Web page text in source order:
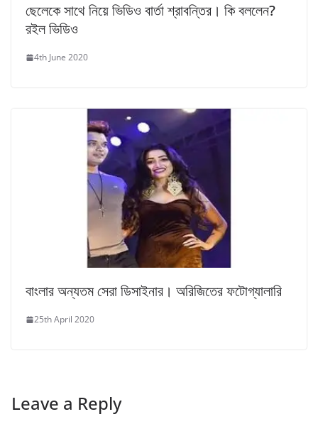
ছেলেকে সাথে নিয়ে ভিডিও বার্তা শ্রাবন্তির। কি বললেন?
রইল ভিডিও
4th June 2020
বাংলার অন্যতম সেরা ডিসাইনার। অরিজিতের ফটোগ্যালারি
25th April 2020
Leave a Reply